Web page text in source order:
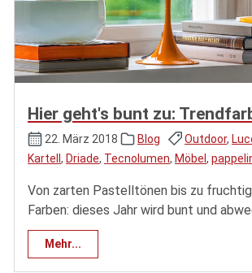
Hier geht's bunt zu:
22. März 2018 Blog Outdoor,
Kartell , Driade, Tecnolumen, Möbel ,
Von zarten Pastelltönen bis zu
Farben: dieses Jahr wird bunt und
Mehr...